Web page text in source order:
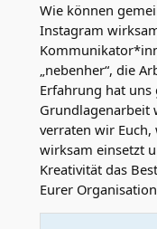
Wie können
Instagram
„nebenher“, die
Erfahrung hat
Grundlagenarbeit
verraten wir
wirksam einsetzt
Kreativität das
Eurer